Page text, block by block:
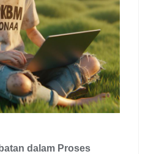
dalam Proses